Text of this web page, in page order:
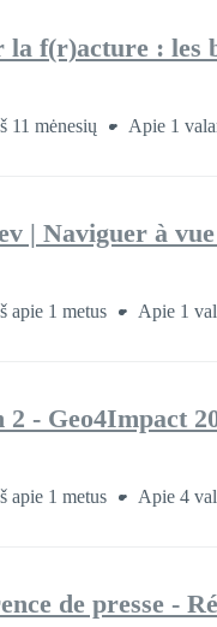
la f(r)acture : les
11 mėnesių Apie 1
| Naviguer à
apie 1 metus Apie 1
2 - Geo4Impact
apie 1 metus Apie 4
de presse -